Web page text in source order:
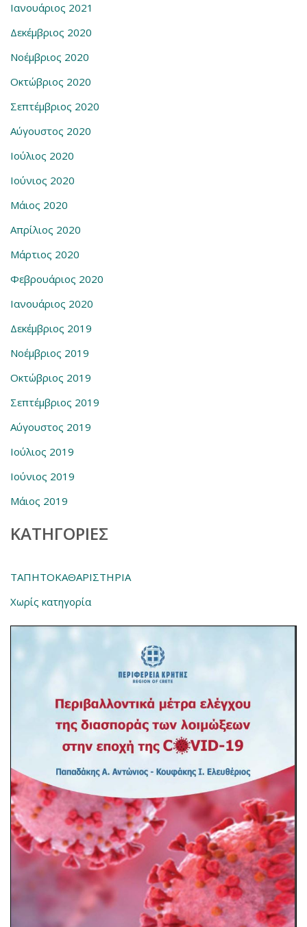
Ιανουάριος 2021
Δεκέμβριος 2020
Νοέμβριος 2020
Οκτώβριος 2020
Σεπτέμβριος 2020
Αύγουστος 2020
Ιούλιος 2020
Ιούνιος 2020
Μάιος 2020
Απρίλιος 2020
Μάρτιος 2020
Φεβρουάριος 2020
Ιανουάριος 2020
Δεκέμβριος 2019
Νοέμβριος 2019
Οκτώβριος 2019
Σεπτέμβριος 2019
Αύγουστος 2019
Ιούλιος 2019
Ιούνιος 2019
Μάιος 2019
KΑΤΗΓΟΡΊΕΣ
ΤΑΠΗΤΟΚΑΘΑΡΙΣΤΗΡΙΑ
Χωρίς κατηγορία